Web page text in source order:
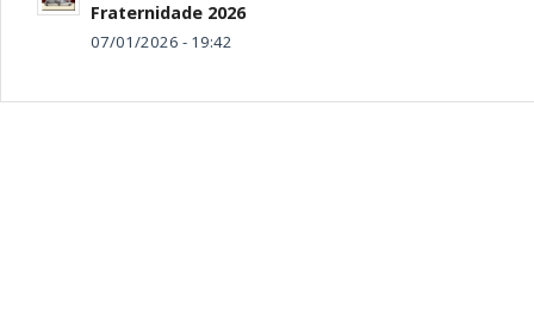
Fraternidade 2026
07/01/2026 - 19:42